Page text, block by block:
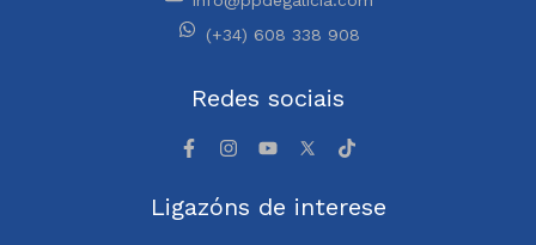
(+34) 608 338 908
Redes sociais
Ligazóns de interese